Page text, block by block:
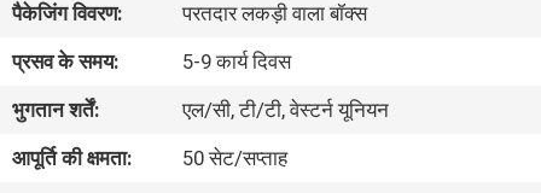
कारखाना
भ्रमण
गुणवत्ता
पैकेजिंग विवरण:
परतदार लकड़ी वाला बॉक्स
प्रसव के समय:
5-9 कार्य दिवस
भुगतान शर्तें:
एल/सी, टी/टी, वेस्टर्न यूनियन
आपूर्ति की क्षमता:
50 सेट/सप्ताह